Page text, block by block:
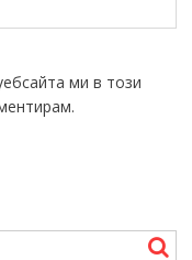
ми в този